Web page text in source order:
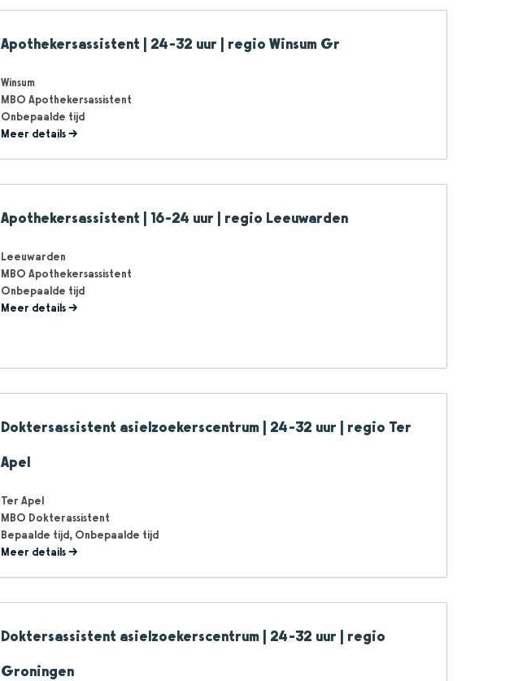
Apothekersassistent | 24-32 uur | regio Winsum Gr
Winsum
MBO Apothekersassistent
Onbepaalde tijd
Meer details
Apothekersassistent | 16-24 uur | regio Leeuwarden
Leeuwarden
MBO Apothekersassistent
Onbepaalde tijd
Meer details
Doktersassistent asielzoekerscentrum | 24-32 uur | regio Ter
Apel
Ter Apel
MBO Dokterassistent
Bepaalde tijd Onbepaalde tijd
Meer details
Doktersassistent asielzoekerscentrum | 24-32 uur | regio
Groningen